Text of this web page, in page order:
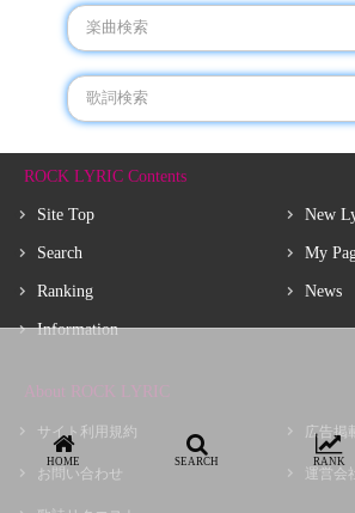
ROCK LYRIC Contents
Site Top
Search
Ranking
Information
New
My
News
About ROCK LYRIC
サイト利用規約
お問い合わせ
広告掲
運営会
HOME SEARCH RANK